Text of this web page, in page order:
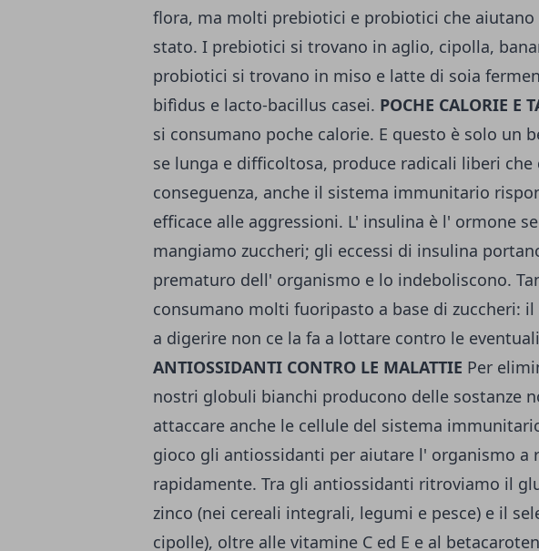
flora, ma molti prebiotici e probiotici che
stato. I prebiotici si trovano in aglio, cipolla,
probiotici si trovano in miso e latte di soia
bifìdus e lacto-bacillus casei. POCHE CALORIE E
si consumano poche calorie. E questo è solo un
se lunga e difficoltosa, produce radicali liberi che
conseguenza, anche il sistema immunitario
efficace alle aggressioni. L' insulina è l' ormone
mangiamo zuccheri; gli eccessi di insulina
prematuro dell' organismo e lo indeboliscono.
consumano molti fuoripasto a base di zuccheri:
a digerire non ce la fa a lottare contro le
ANTIOSSIDANTI CONTRO LE MALATTIE Per
nostri globuli bianchi producono delle sostanze
attaccare anche le cellule del sistema
gioco gli antiossidanti per aiutare l' organismo a
rapidamente. Tra gli antiossidanti ritroviamo il
zinco (nei cereali integrali, legumi e pesce) e il
cipolle), oltre alle vitamine C ed E e al